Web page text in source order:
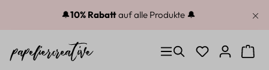
Zum Hauptinhalt springen
🔔10% Rabattauf alle Produkte 🔔
Du hast 0